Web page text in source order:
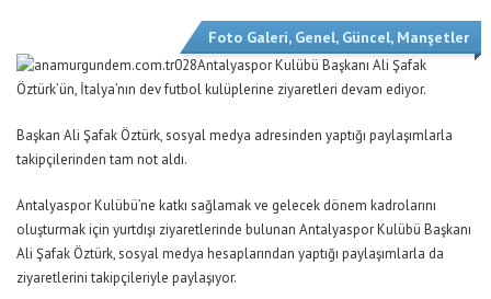
Foto Galeri, Genel, Güncel, Manşetler
Antalyaspor Kulübü Başkanı Ali Şafak
Öztürk’ün, İtalya’nın dev futbol kulüplerine ziyaretleri devam ediyor.
Başkan Ali Şafak Öztürk, sosyal medya adresinden yaptığı paylaşımlarla
takipçilerinden tam not aldı.
Antalyaspor Kulübü’ne katkı sağlamak ve gelecek dönem kadrolarını
oluşturmak için yurtdışı ziyaretlerinde bulunan Antalyaspor Kulübü Başkanı
Ali Şafak Öztürk, sosyal medya hesaplarından yaptığı paylaşımlarla da
ziyaretlerini takipçileriyle paylaşıyor.